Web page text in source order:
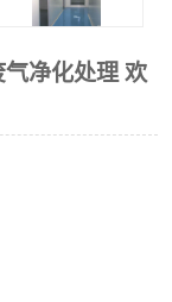
净化处理 欢